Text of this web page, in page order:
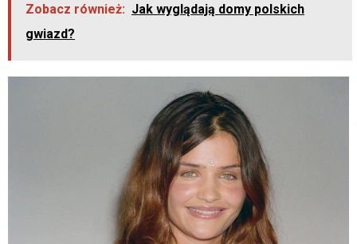
Zobacz również: Jak wyglądają domy polskich
gwiazd?